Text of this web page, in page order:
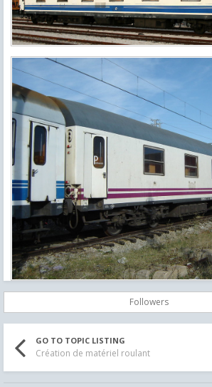
Followers
GO TO TOPIC LISTING
Création de matériel roulant